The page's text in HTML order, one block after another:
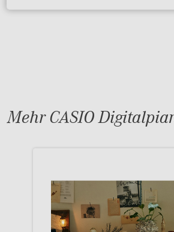
Mehr CASIO